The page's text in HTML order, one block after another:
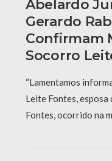
Abelardo
Gerardo
Confirmam
Socorro
“Lamentamos
Leite Fontes,
Fontes, ocorrido na